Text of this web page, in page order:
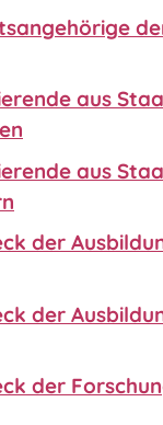
aus
aus
der
der
der